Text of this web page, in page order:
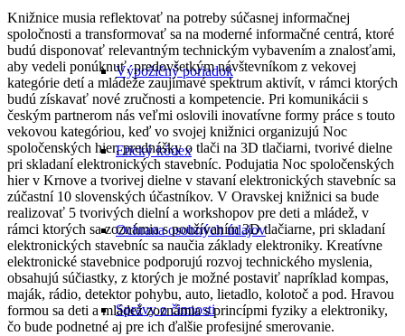
Výpožičný poriadok
Etický kódex
Ochrana osobných údajov
Správy o činnosti
Knižnice musia reflektovať na potreby súčasnej informačnej
spoločnosti a transformovať sa na moderné informačné centrá, ktoré
budú disponovať relevantným technickým vybavením a znalosťami,
aby vedeli ponúknuť, predovšetkým návštevníkom z vekovej
kategórie detí a mládeže zaujímavé spektrum aktivít, v rámci ktorých
budú získavať nové zručnosti a kompetencie. Pri komunikácii s
českým partnerom nás veľmi oslovili inovatívne formy práce s touto
vekovou kategóriou, keď vo svojej knižnici organizujú Noc
spoločenských hier, prednášky o tlači na 3D tlačiarni, tvorivé dielne
pri skladaní elektronických stavebníc. Podujatia Noc spoločenských
hier v Krnove a tvorivej dielne v stavaní elektronických stavebníc sa
zúčastní 10 slovenských účastníkov. V Oravskej knižnici sa bude
realizovať 5 tvorivých dielní a workshopov pre deti a mládež, v
rámci ktorých sa zoznámia s používaním 3D tlačiarne, pri skladaní
elektronických stavebníc sa naučia základy elektroniky. Kreatívne
elektronické stavebnice podporujú rozvoj technického myslenia,
obsahujú súčiastky, z ktorých je možné postaviť napríklad kompas,
maják, rádio, detektor pohybu, auto, lietadlo, kolotoč a pod. Hravou
formou sa deti a mládež zoznámia s princípmi fyziky a elektroniky,
čo bude podnetné aj pre ich ďalšie profesijné smerovanie.